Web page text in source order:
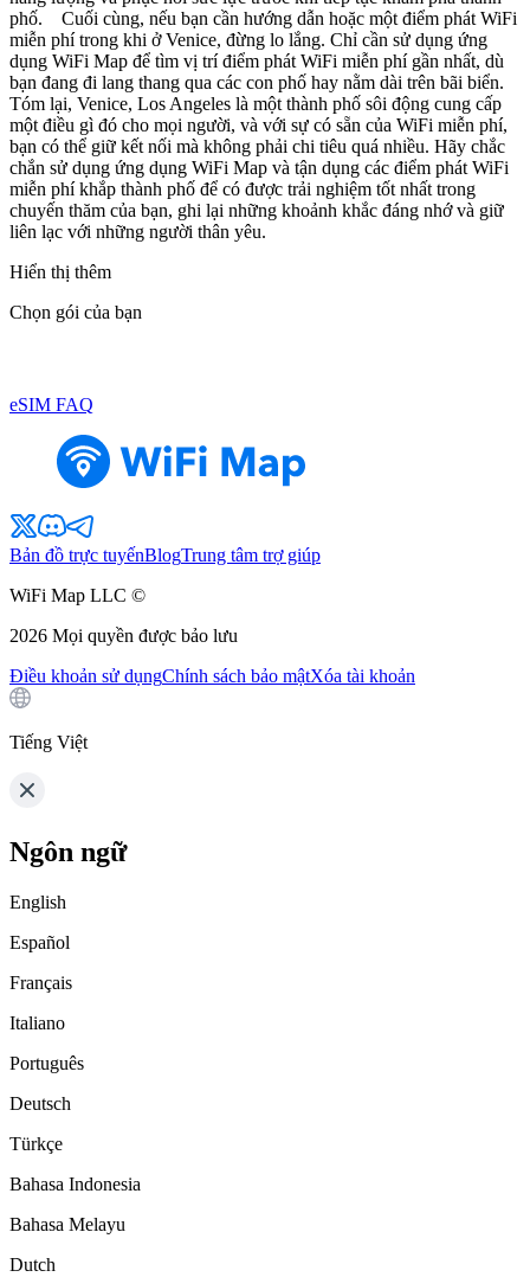
phố. Cuối cùng, nếu bạn cần hướng dẫn hoặc một điểm phát WiFi
miễn phí trong khi ở Venice, đừng lo lắng. Chỉ cần sử dụng ứng
dụng WiFi Map để tìm vị trí điểm phát WiFi miễn phí gần nhất, dù
bạn đang đi lang thang qua các con phố hay nằm dài trên bãi biển.
Tóm lại, Venice, Los Angeles là một thành phố sôi động cung cấp
một điều gì đó cho mọi người, và với sự có sẵn của WiFi miễn phí,
bạn có thể giữ kết nối mà không phải chi tiêu quá nhiều. Hãy chắc
chắn sử dụng ứng dụng WiFi Map và tận dụng các điểm phát WiFi
miễn phí khắp thành phố để có được trải nghiệm tốt nhất trong
chuyến thăm của bạn, ghi lại những khoảnh khắc đáng nhớ và giữ
liên lạc với những người thân yêu.
Hiển thị thêm
Chọn gói của bạn
eSIM FAQ
Bản đồ trực tuyếnBlogTrung tâm trợ giúp
WiFi Map LLC ©
2026 Mọi quyền được bảo lưu
Điều khoản sử dụngChính sách bảo mậtXóa tài khoản
Tiếng Việt
Ngôn ngữ
English
Español
Français
Italiano
Português
Deutsch
Türkçe
Bahasa Indonesia
Bahasa Melayu
Dutch